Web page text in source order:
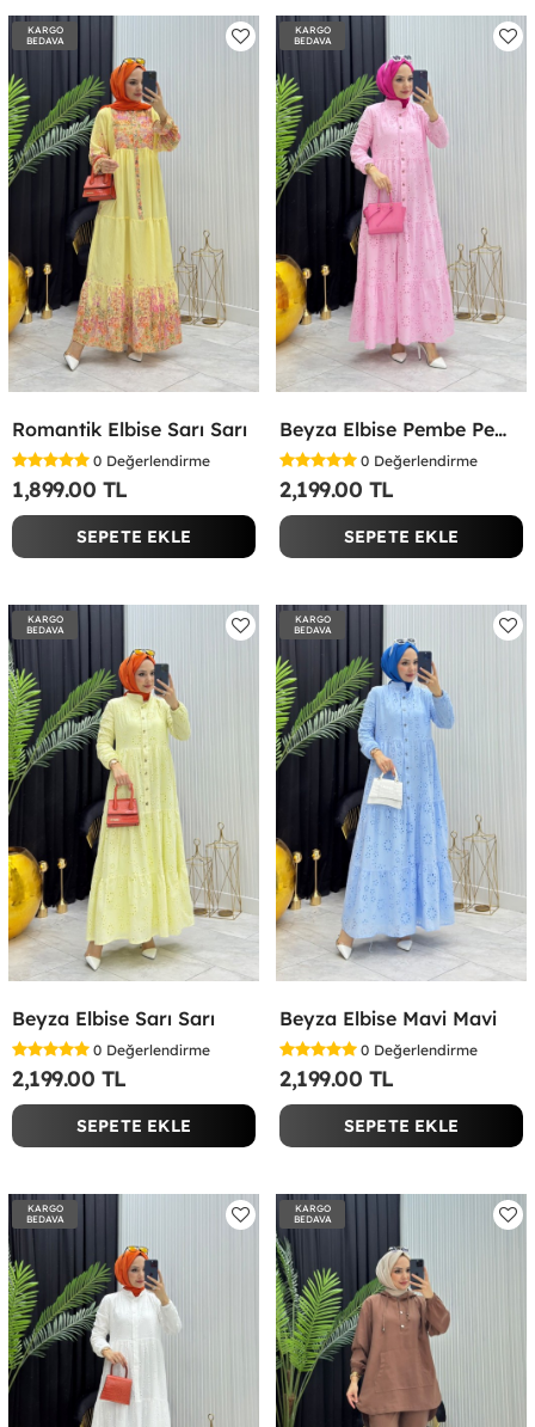
KARGO
BEDAVA
Romantik Elbise Sarı Sarı
0 Değerlendirme
1,899.00 TL
SEPETE EKLE
KARGO
BEDAVA
Beyza Elbise Pembe Pembe
0 Değerlendirme
2,199.00 TL
SEPETE EKLE
KARGO
BEDAVA
Beyza Elbise Sarı Sarı
0 Değerlendirme
2,199.00 TL
SEPETE EKLE
KARGO
BEDAVA
Beyza Elbise Mavi Mavi
0 Değerlendirme
2,199.00 TL
SEPETE EKLE
KARGO
BEDAVA
KARGO
BEDAVA